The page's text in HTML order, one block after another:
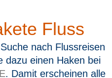
Fluss
nach Flussreisen
dazu einen Haken bei
. Damit erscheinen alle